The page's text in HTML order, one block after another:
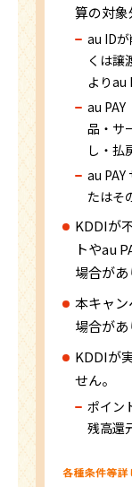
算の対象
au ID
くは譲
よりau
au
品・サ
し・払
au
たはそ
KDDIが
トやau
場合があ
本キャ
場合があ
KDDIが
せん。
ポイン
残高還